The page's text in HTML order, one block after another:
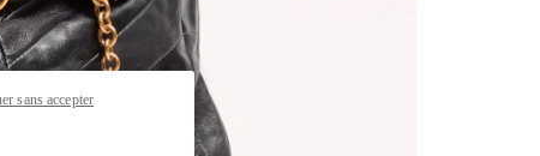
in New Tab
sans accepter